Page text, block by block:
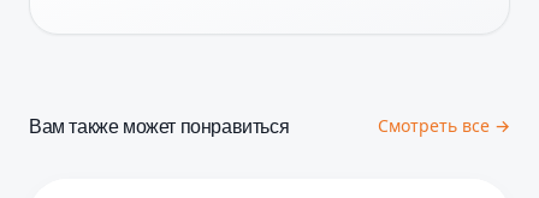
Вам также может понравиться Смотреть все →